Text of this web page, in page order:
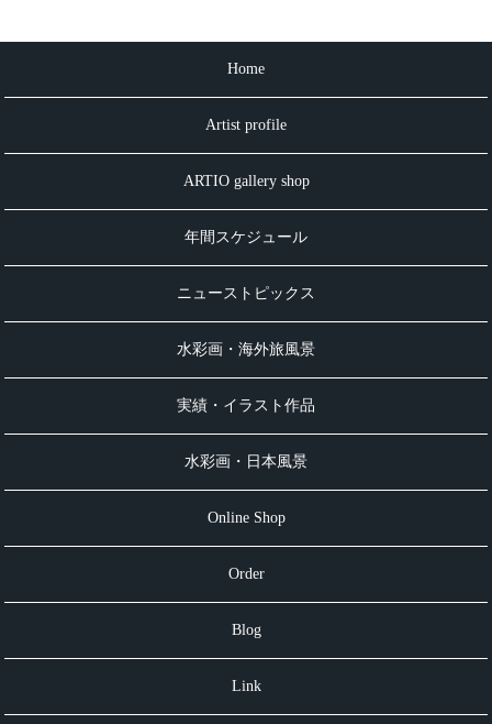
Home
Artist profile
ARTIO gallery shop
年間スケジュール
ニューストピックス
水彩画・海外旅風景
実績・イラスト作品
水彩画・日本風景
Online Shop
Order
Blog
Link